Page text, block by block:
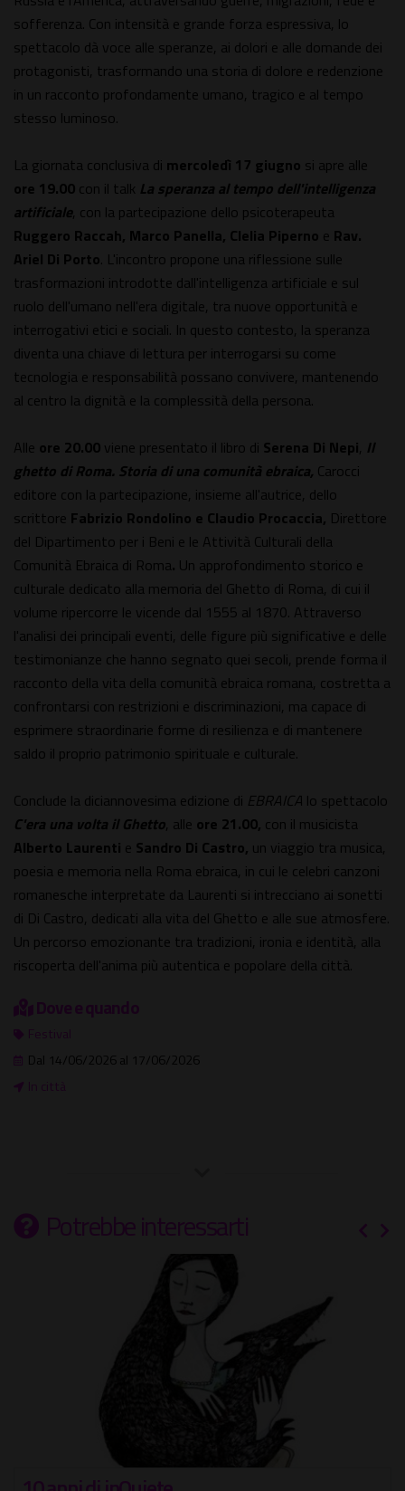
sofferenza. Con intensità e grande forza espressiva, lo
spettacolo dà voce alle speranze, ai dolori e alle domande dei
protagonisti, trasformando una storia di dolore e redenzione
in un racconto profondamente umano, tragico e al tempo
stesso luminoso.
La giornata conclusiva di mercoledì 17 giugno si apre alle
ore 19.00 con il talk La speranza al tempo dell'intelligenza
artificiale, con la partecipazione dello psicoterapeuta
Ruggero Raccah, Marco Panella, Clelia Piperno e Rav.
Ariel Di Porto. L'incontro propone una riflessione sulle
trasformazioni introdotte dall'intelligenza artificiale e sul
ruolo dell'umano nell'era digitale, tra nuove opportunità e
interrogativi etici e sociali. In questo contesto, la speranza
diventa una chiave di lettura per interrogarsi su come
tecnologia e responsabilità possano convivere, mantenendo
al centro la dignità e la complessità della persona.
Alle ore 20.00 viene presentato il libro di Serena Di Nepi, Il
ghetto di Roma. Storia di una comunità ebraica, Carocci
editore con la partecipazione, insieme all'autrice, dello
scrittore Fabrizio Rondolino e Claudio Procaccia, Direttore
del Dipartimento per i Beni e le Attività Culturali della
Comunità Ebraica di Roma. Un approfondimento storico e
culturale dedicato alla memoria del Ghetto di Roma, di cui il
volume ripercorre le vicende dal 1555 al 1870. Attraverso
l'analisi dei principali eventi, delle figure più significative e delle
testimonianze che hanno segnato quei secoli, prende forma il
racconto della vita della comunità ebraica romana, costretta a
confrontarsi con restrizioni e discriminazioni, ma capace di
esprimere straordinarie forme di resilienza e di mantenere
saldo il proprio patrimonio spirituale e culturale.
Conclude la diciannovesima edizione di EBRAICA lo spettacolo
C'era una volta il Ghetto, alle ore 21.00, con il musicista
Alberto Laurenti e Sandro Di Castro, un viaggio tra musica,
poesia e memoria nella Roma ebraica, in cui le celebri canzoni
romanesche interpretate da Laurenti si intrecciano ai sonetti
di Di Castro, dedicati alla vita del Ghetto e alle sue atmosfere.
Un percorso emozionante tra tradizioni, ironia e identità, alla
riscoperta dell'anima più autentica e popolare della città.
Dove e quando
Festival
Dal 14/06/2026 al 17/06/2026
In città
Potrebbe interessarti